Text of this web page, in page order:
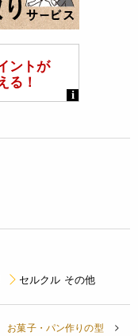
セルクル その他
お菓子・パン作りの型